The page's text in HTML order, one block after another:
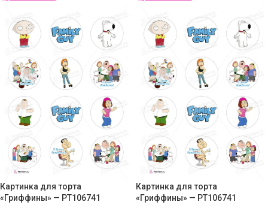
Картинка для торта
«Гриффины» — PT106741
Картинка для торта
«Гриффины» — PT106741